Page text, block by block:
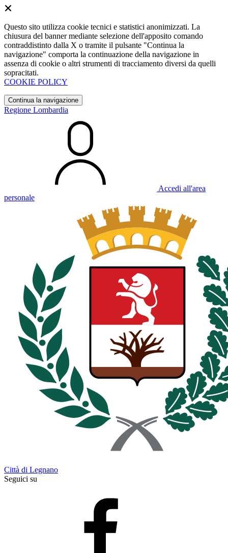
Questo sito utilizza cookie tecnici e statistici anonimizzati. La
chiusura del banner mediante selezione dell'apposito comando
contraddistinto dalla X o tramite il pulsante "Continua la
navigazione" comporta la continuazione della navigazione in
assenza di cookie o altri strumenti di tracciamento diversi da quelli
sopracitati.
COOKIE POLICY
Continua la navigazione
Regione Lombardia
Accedi all'area
personale
Città di Legnano
Seguici su